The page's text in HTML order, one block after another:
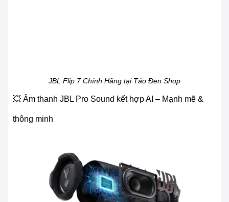
JBL Flip 7 Chính Hãng tại Táo Đen Shop
💥 Âm thanh JBL Pro Sound kết hợp AI – Mạnh mẽ &
thông minh